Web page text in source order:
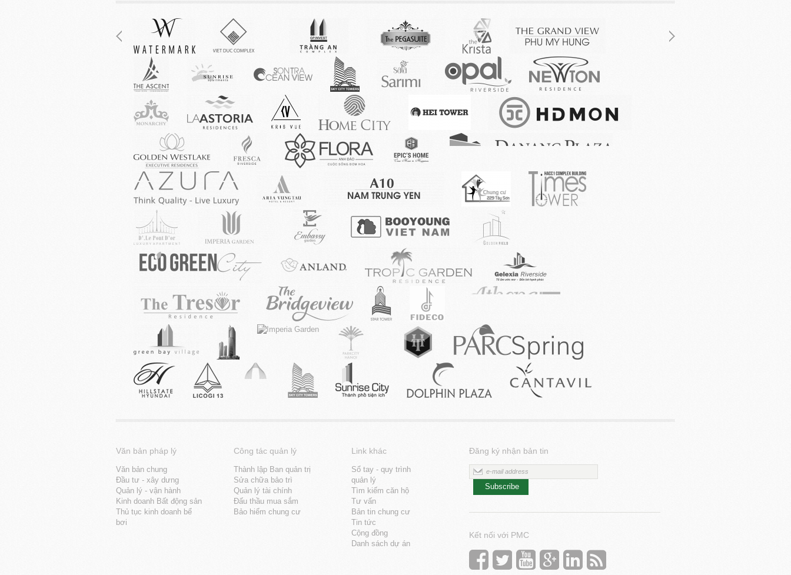
Văn bản pháp lý
Văn bản chung
Đầu tư - xây dưng
Quản lý - vận hành
Kinh doanh Bất động sản
Thủ tục kinh doanh bể
bơi
Công tác quản lý
Thành lập Ban quản trị
Sửa chữa bảo trì
Quản lý tài chính
Đấu thầu mua sắm
Bảo hiểm chung cư
Link khác
Sổ tay - quy trình
quản lý
Tìm kiếm căn hộ
Tư vấn
Bản tin chung cư
Tin tức
Cộng đồng
Danh sách dự án
Đăng ký nhận bản tin
Subscribe
Kết nối với PMC